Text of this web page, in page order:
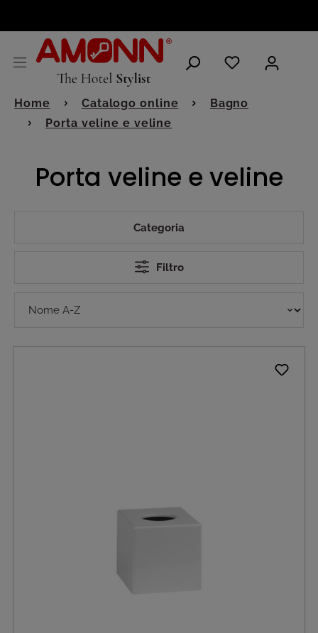
Home Catalogo online
Bagno
Porta veline e veline
Porta veline e veline
Categoria
Filtro